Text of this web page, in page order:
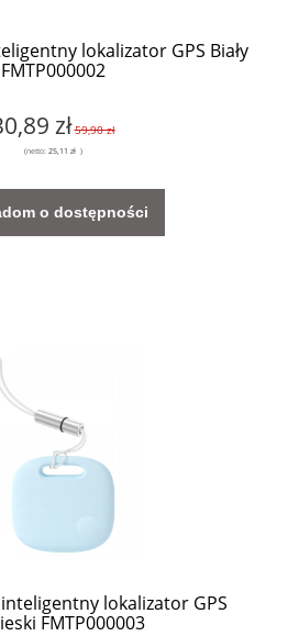
lokalizator GPS Biały
FMTP000002
zł 59,90 zł
(netto: 25,11 zł )
o dostępności
lokalizator GPS
FMTP000003